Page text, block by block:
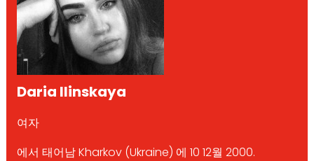
Daria Ilinskaya
여자
에서 태어남 Kharkov (Ukraine) 에 10 12월 2000.